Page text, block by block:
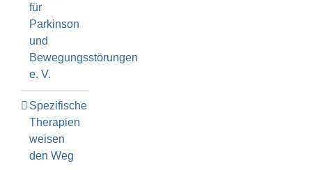
für
Parkinson
und
Bewegungsstörungen
e. V.
Spezifische
Therapien
weisen
den Weg